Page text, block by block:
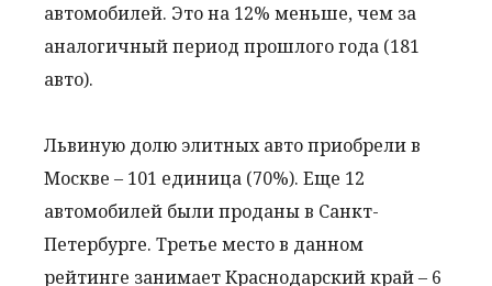
автомобилей. Это на 12% меньше, чем за
аналогичный период прошлого года (181
авто).
Львиную долю элитных авто приобрели в
Москве – 101 единица (70%). Еще 12
автомобилей были проданы в Санкт-
Петербурге. Третье место в данном
рейтинге занимает Краснодарский край – 6